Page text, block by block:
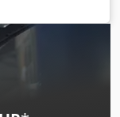
aproximativ
magnetului:
- Placă
laterală a
antrenare: 0,6